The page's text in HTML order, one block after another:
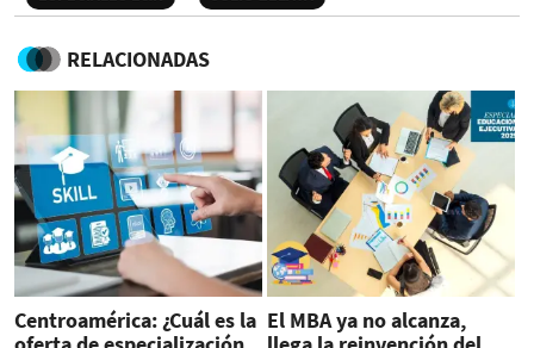
RELACIONADAS
Centroamérica: ¿Cuál es la El MBA ya no alcanza,